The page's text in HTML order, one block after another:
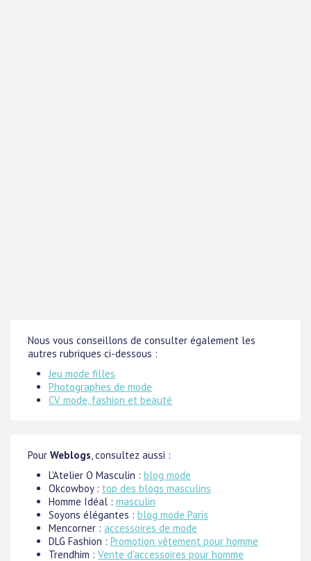
Nous vous conseillons de consulter également les
autres rubriques ci-dessous :
Jeu mode filles
Photographes de mode
CV mode, fashion et beauté
Pour Weblogs , consultez aussi :
L'Atelier O Masculin : blog mode
Okcowboy : top des blogs masculins
Homme Idéal : masculin
Soyons élégantes : blog mode Paris
Mencorner : accessoires de mode
DLG Fashion : Promotion vêtement pour homme
Trendhim : Vente d'accessoires pour homme